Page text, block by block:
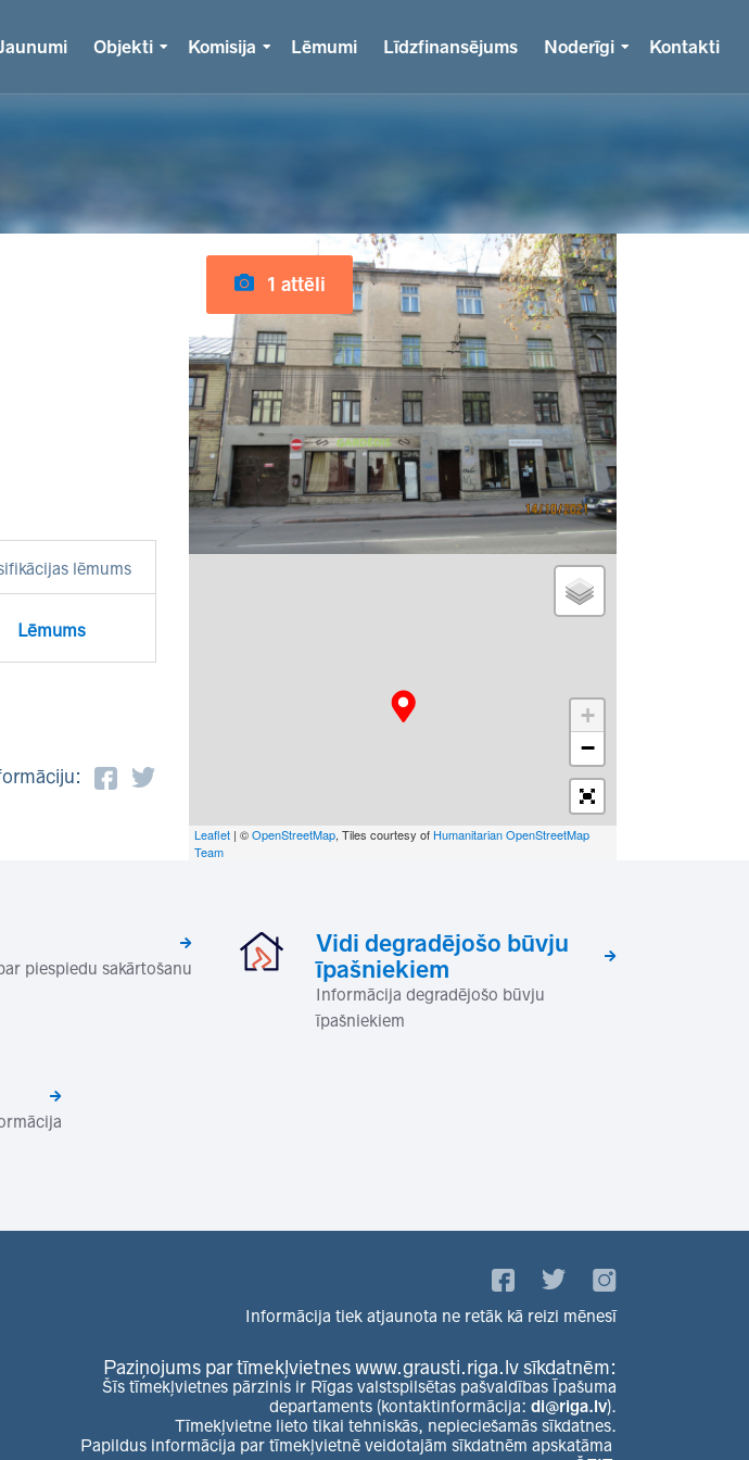
Jaunumi Objekti Komisija Lēmumi Līdzfinansējums Noderīgi Kontakti
lēmums
Lēmums
1 attēli
+
−
Leaflet | ©OpenStreetMap, Tiles courtesy of Humanitarian OpenStreetMap
Team
piespiedu sakārtošanu
Vidi degradējošo būvju
īpašniekiem
Informācija degradējošo būvju
īpašniekiem
Informācija tiek atjaunota ne retāk kā reizi mēnesī
Paziņojums par tīmekļvietnes www.grausti.riga.lv sīkdatnēm:
Šīs tīmekļvietnes pārzinis ir Rīgas valstspilsētas pašvaldības Īpašuma
departaments (kontaktinformācija: di@riga.lv).
Tīmekļvietne lieto tikai tehniskās, nepieciešamās sīkdatnes.
Papildus informācija par tīmekļvietnē veidotajām sīkdatnēm apskatāma